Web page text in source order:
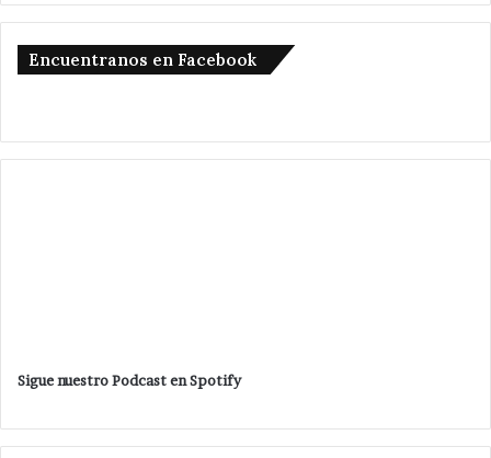
Encuentranos en Facebook
Sigue nuestro Podcast en Spotify